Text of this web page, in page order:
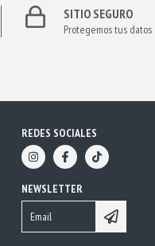
SITIO SEGURO
Protegemos tus datos
REDES SOCIALES
NEWSLETTER